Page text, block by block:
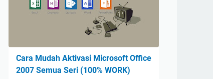
Cara Mudah Aktivasi Microsoft Office
2007 Semua Seri (100% WORK)